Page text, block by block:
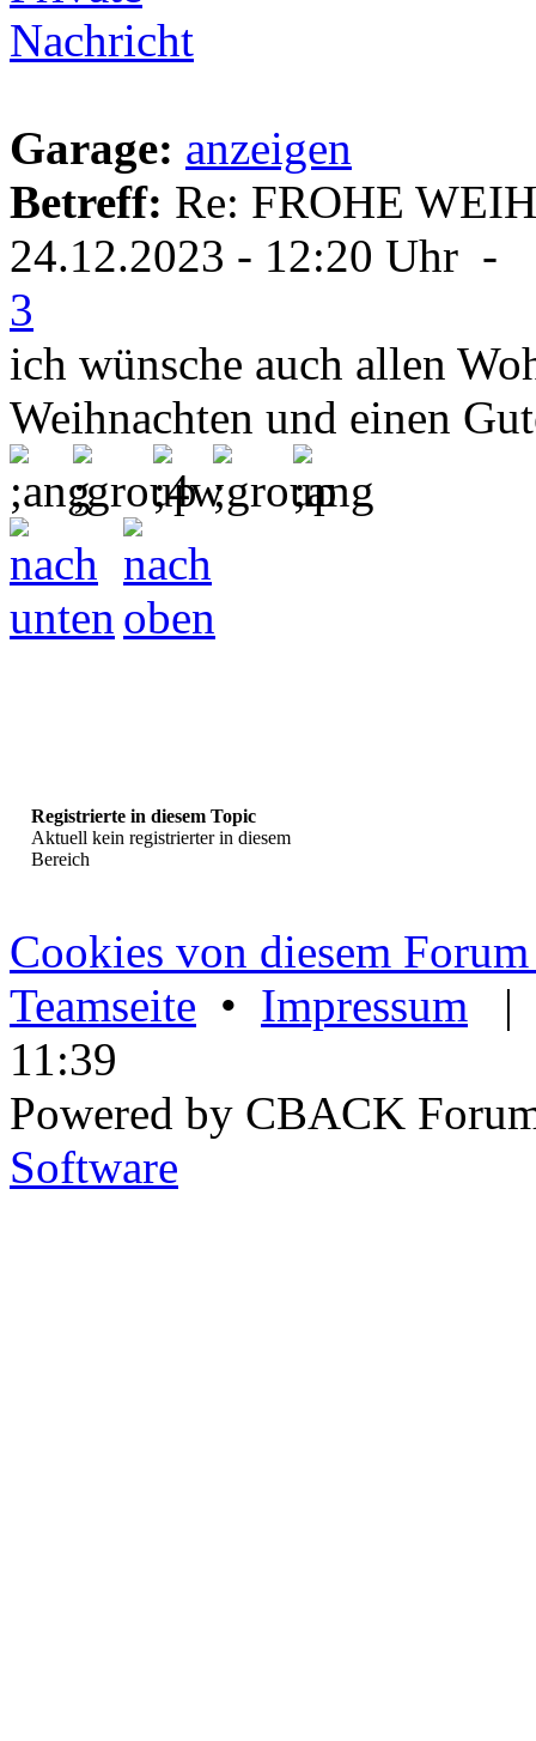
Garage: anzeigen
Betreff: Re: FROHE
24.12.2023 - 12:20 Uhr -
3
ich wünsche auch allen
Weihnachten und einen
Registrierte in diesem Topic
Aktuell kein registrierter in diesem
Bereich
Cookies von diesem
Teamseite • Impressum |
11:39
Powered by CBACK
Software